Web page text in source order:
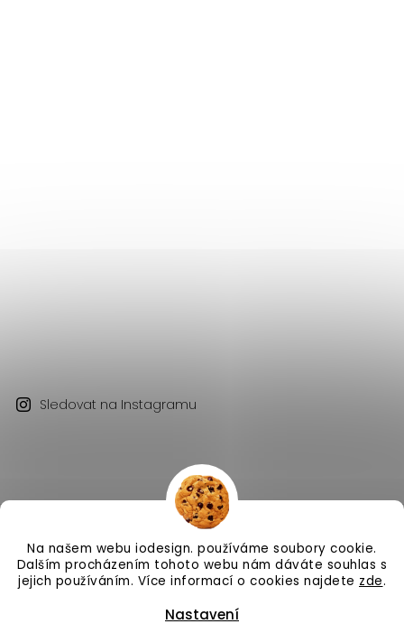
Na našem webu iodesign. používáme soubory cookie.
Dalším procházením tohoto webu nám dáváte souhlas s
jejich používáním. Více informací o cookies najdete zde.
Nastavení
Sledovat na Instagramu
Copyright 2026 iodesign. . Všechna práva vyhrazena.
Vytvořil Shoptet| DesignShoptak.cz